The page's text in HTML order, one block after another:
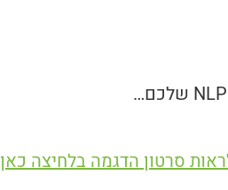
סרטון הדגמה בלחיצה כאן